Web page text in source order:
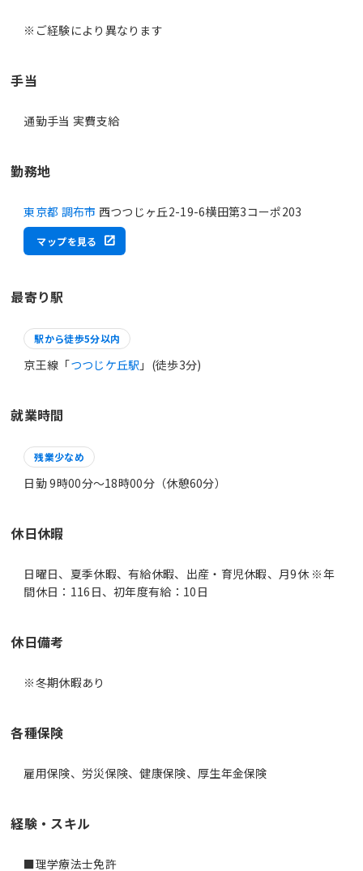
※ご経験により異なります
手当
通勤手当 実費支給
勤務地
東京都 調布市 西つつじヶ丘2-19-6横田第3コーポ203
マップを見る
最寄り駅
駅から徒歩5分以内
京王線「つつじケ丘駅 」(徒歩3分)
就業時間
残業少なめ
日勤 9時00分〜18時00分（休憩60分）
休日休暇
日曜日、夏季休暇、有給休暇、出産・育児休暇、月9休 ※年
間休日：116日、初年度有給：10日
休日備考
※冬期休暇あり
各種保険
雇用保険、労災保険、健康保険、厚生年金保険
経験・スキル
■理学療法士免許